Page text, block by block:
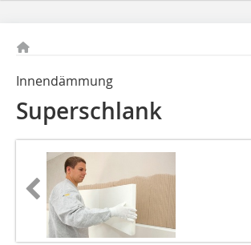
Innendämmung
Superschlank